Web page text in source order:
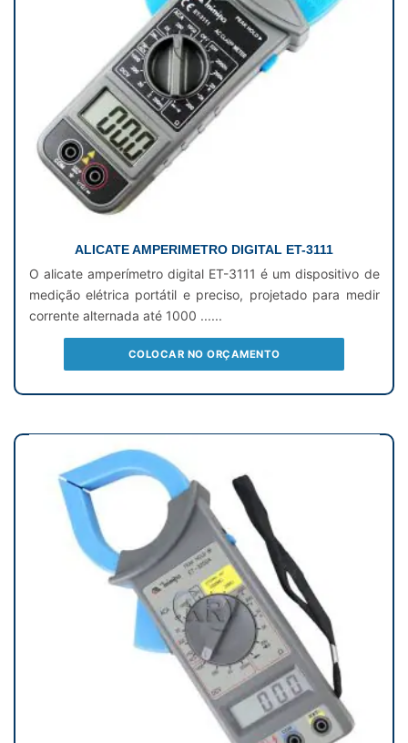
ALICATE AMPERIMETRO DIGITAL ET-3111
O alicate amperímetro digital ET-3111 é um dispositivo de
medição elétrica portátil e preciso, projetado para medir
corrente alternada até 1000 ......
COLOCAR NO ORÇAMENTO